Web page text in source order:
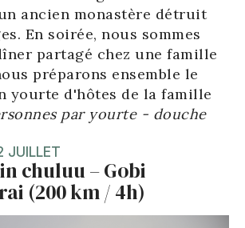
ancien monastère détruit
En soirée, nous sommes
partagé chez une famille
préparons ensemble le
yourte d'hôtes de la famille
par yourte - douche
JUILLET
chuluu – Gobi
(200 km / 4h)